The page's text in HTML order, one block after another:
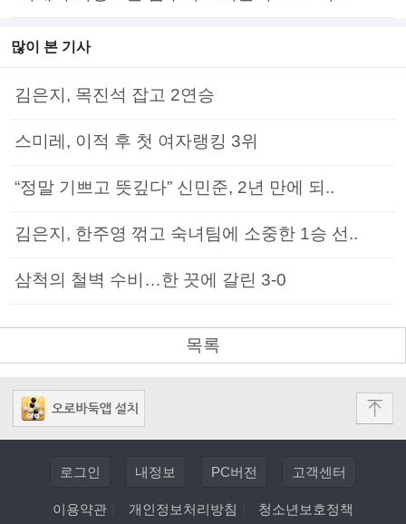
많이 본 기사
김은지, 목진석 잡고 2연승
스미레, 이적 후 첫 여자랭킹 3위
“정말 기쁘고 뜻깊다” 신민준, 2년 만에 되..
김은지, 한주영 꺾고 숙녀팀에 소중한 1승 선..
삼척의 철벽 수비…한 끗에 갈린 3-0
목록
로그인 내정보 PC버전 고객센터
이용약관 개인정보처리방침 청소년보호정책